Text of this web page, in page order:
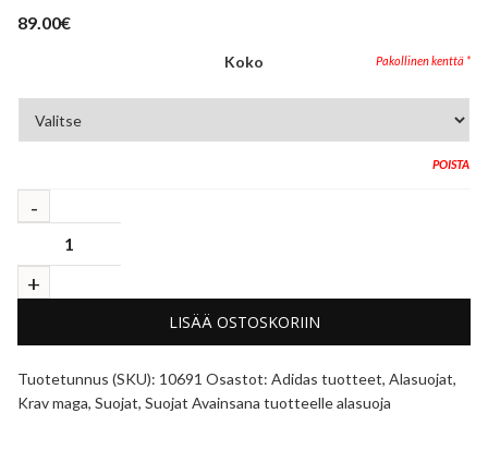
89.00€
Koko
POISTA
LISÄÄ OSTOSKORIIN
Tuotetunnus (SKU): 10691 Osastot: Adidas tuotteet, Alasuojat,
Krav maga, Suojat, Suojat Avainsana tuotteellealasuoja